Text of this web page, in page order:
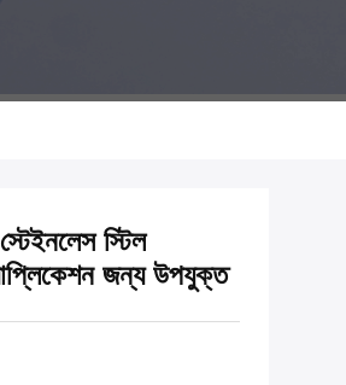
স্টিল
জন্য উপযুক্ত